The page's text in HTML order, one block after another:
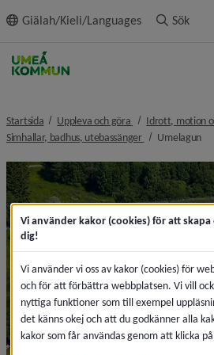
innehållet
Giälah/Kieli/Languages Sök
Startsida Uppleva och göra nivå i
Idrott, motion
Simhallar, badhus, utebassänger nivå iUmelagun
Vi använder kakor (cookies) för att
dig!
Vi använder vi oss av kakor (cookies) för
och för att förbättra webbplatsen. Vi vill
nyttiga funktioner som till exempel
det känns okej och att du godkänner alla
kakor som får användas genom att klicka